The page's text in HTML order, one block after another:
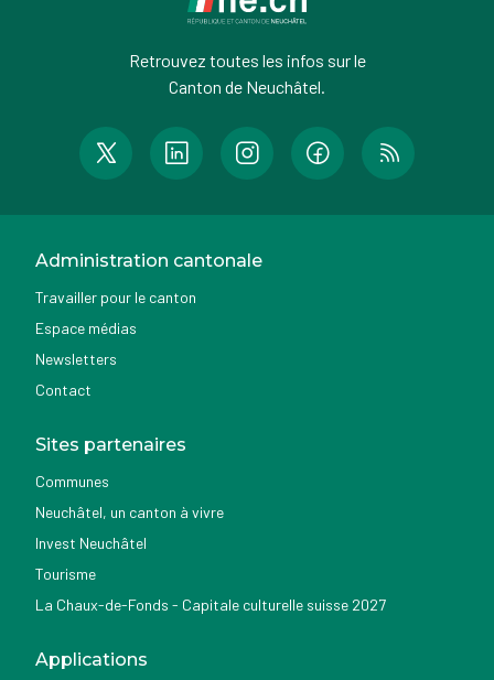
Retrouvez toutes les infos sur le
Canton de Neuchâtel.
Administration cantonale
Travailler pour le canton
Espace médias
Newsletters
Contact
Sites partenaires
Communes
Neuchâtel, un canton à vivre
Invest Neuchâtel
Tourisme
La Chaux-de-Fonds - Capitale culturelle suisse 2027
Applications